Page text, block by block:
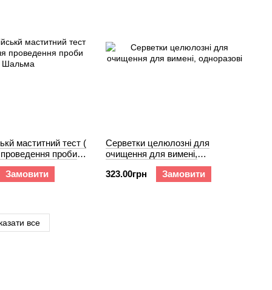
маститний тест (
проби
Замовити
Серветки целюлозні для
очищення для вимені,
323.00грн
Замовити
все